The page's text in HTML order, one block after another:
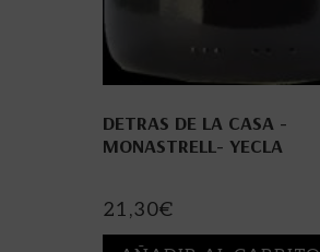
DETRAS DE LA CASA -
MONASTRELL- YECLA
21,30€